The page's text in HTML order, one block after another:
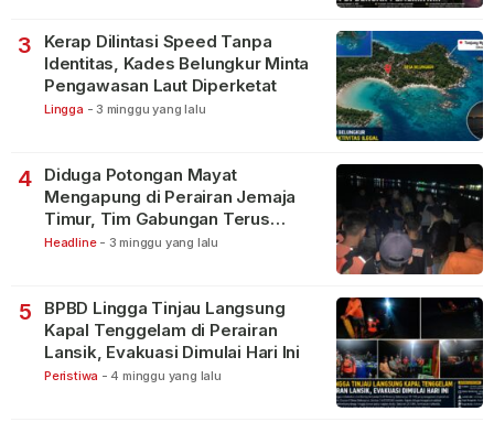
3
Kerap Dilintasi Speed Tanpa
Identitas, Kades Belungkur Minta
Pengawasan Laut Diperketat
Lingga - 3 minggu yang lalu
4
Diduga Potongan Mayat
Mengapung di Perairan Jemaja
Timur, Tim Gabungan Terus
Lakukan Pencarian
Headline - 3 minggu yang lalu
5
BPBD Lingga Tinjau Langsung
Kapal Tenggelam di Perairan
Lansik, Evakuasi Dimulai Hari Ini
Peristiwa - 4 minggu yang lalu